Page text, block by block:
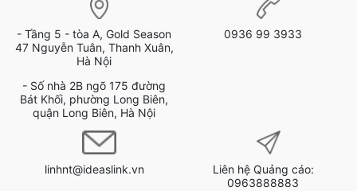
- Tầng 5 - tòa A, Gold Season
47 Nguyễn Tuân, Thanh Xuân,
Hà Nội
- Số nhà 2B ngõ 175 đường
Bát Khối, phường Long Biên,
quận Long Biên, Hà Nội
0936 99 3933
linhnt@ideaslink.vn
Liên hệ Quảng cáo:
0963888883